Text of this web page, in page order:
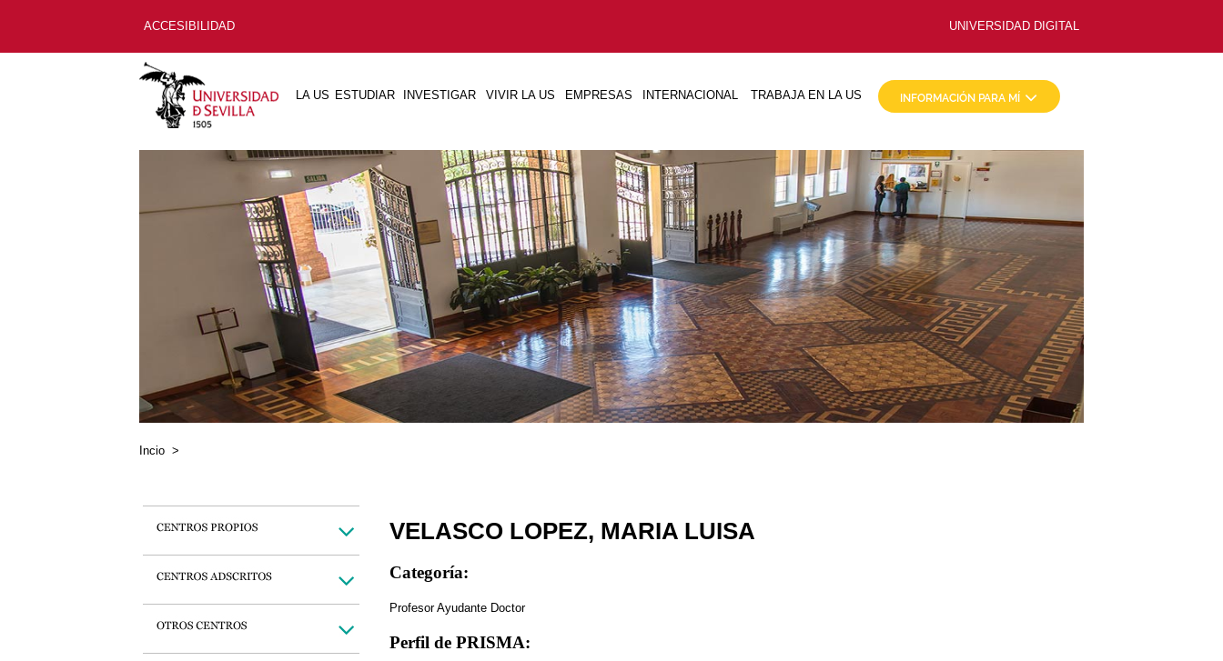
ACCESIBILIDAD UNIVERSIDAD DIGITAL
LA US ESTUDIAR INVESTIGAR VIVIR LA US EMPRESAS INTERNACIONAL TRABAJA EN LA US
Incio >
VELASCO LOPEZ, MARIA LUISA
Categoría:
Profesor Ayudante Doctor
Perfil de PRISMA: